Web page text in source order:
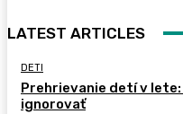
LATEST ARTICLES
DETI
Prehrievanie detí v
ignorovať